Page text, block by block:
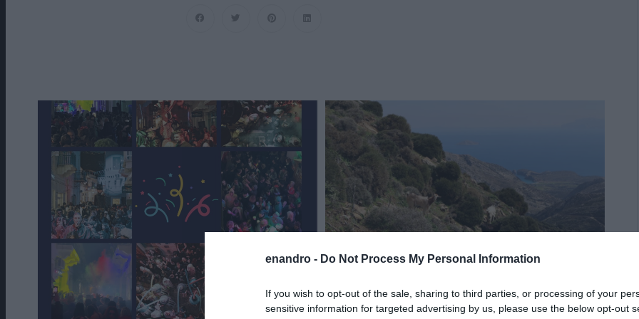
enandro - Do Not Process My Personal Information
If you wish to opt-out of the sale, sharing to third parties, or processing of your
sensitive information for targeted advertising by us, please use the below opt-out
Κατηγορία:ΠΕΡΙΒΑΛΛΟΝ
Δημοσίευση: 01/02/2025